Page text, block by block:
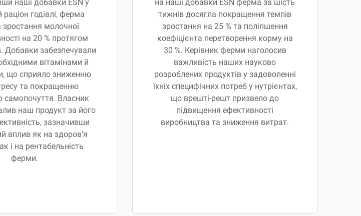
наші добавки ESN у
годівлі, ферма
зростання молочної
на 20 % протягом
Добавки забезпечували
вітамінами й
що сприяло зниженню
та покращенню
самопочуття. Власник
наш продукт за його
зазначивши
вплив як на здоров’я
і на рентабельність
ферми.
на наші добавки ESN ферма за шість
тижнів досягла покращення темпів
зростання на 25 % та поліпшення
коефіцієнта перетворення корму на
30 %. Керівник ферми наголосив
важливість наших науково
розроблених продуктів у задоволенні
їхніх специфічних потреб у нутрієнтах,
що врешті-решт призвело до
підвищення ефективності
виробництва та зниження витрат.